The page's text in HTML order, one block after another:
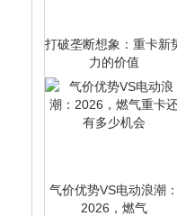
打破垄断想象：重卡新
力的价值
气价优势VS电动浪潮：
2026，燃气